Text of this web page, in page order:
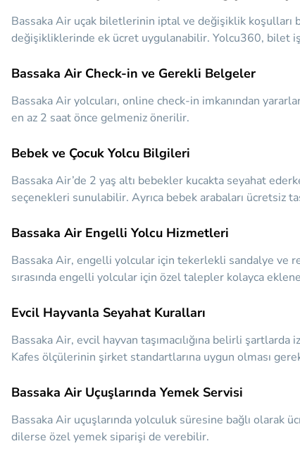
Bassaka Air uçak biletlerinin iptal ve değişiklik koşulları
değişikliklerinde ek ücret uygulanabilir. Yolcu360, bilet
Bassaka Air Check-in ve Gerekli Belgeler
Bassaka Air yolcuları, online check-in imkanından
en az 2 saat önce gelmeniz önerilir.
Bebek ve Çocuk Yolcu Bilgileri
Bassaka Air’de 2 yaş altı bebekler kucakta seyahat
seçenekleri sunulabilir. Ayrıca bebek arabaları ücretsiz
Bassaka Air Engelli Yolcu Hizmetleri
Bassaka Air, engelli yolcular için tekerlekli sandalye ve
sırasında engelli yolcular için özel talepler kolayca
Evcil Hayvanla Seyahat Kuralları
Bassaka Air, evcil hayvan taşımacılığına belirli
Kafes ölçülerinin şirket standartlarına uygun olması
Bassaka Air Uçuşlarında Yemek Servisi
Bassaka Air uçuşlarında yolculuk süresine bağlı olarak
dilerse özel yemek siparişi de verebilir.